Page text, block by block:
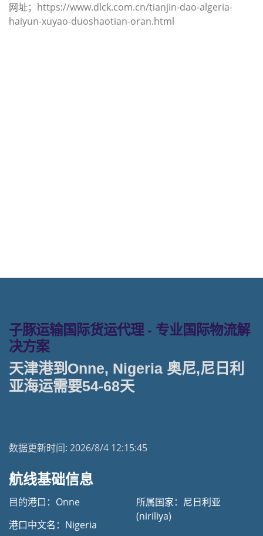
网址；https://www.dlck.com.cn/tianjin-dao-algeria-
haiyun-xuyao-duoshaotian-oran.html
子豚运输国际货运代理 - 专业国际物流解
决方案
天津港到Onne, Nigeria 奥尼,尼日利
亚海运需要54-68天
数据更新时间: 2026/8/4 12:15:45
航线基础信息
目的港口：Onne
港口中文名：Nigeria
所属国家：尼日利亚
(niriliya)